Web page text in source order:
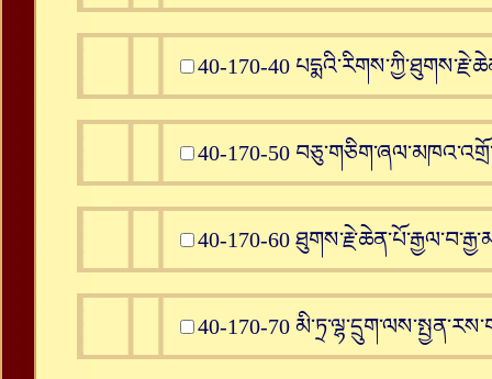
40-170-40
40-170-50
40-170-60
40-170-70